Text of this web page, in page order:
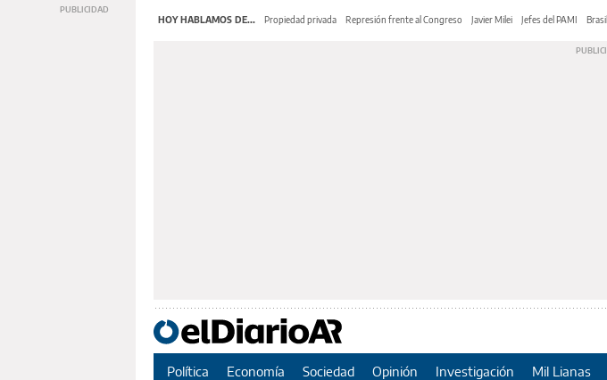
HOY HABLAMOS DE... Propiedad privada Represión frente al Congreso Javier Milei Jefes del PAMI Brasil
Política Economía Sociedad Opinión Investigación Mil Lianas